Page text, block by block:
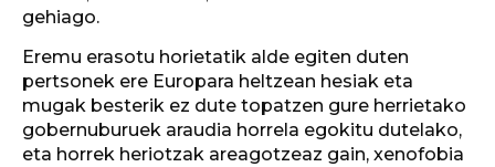
gehiago.
Eremu erasotu horietatik alde egiten duten
pertsonek ere Europara heltzean hesiak eta
mugak besterik ez dute topatzen gure herrietako
gobernuburuek araudia horrela egokitu dutelako,
eta horrek heriotzak areagotzeaz gain, xenofobia